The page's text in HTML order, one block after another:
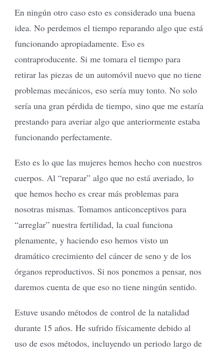
En ningún otro caso esto es considerado una buena
idea. No perdemos el tiempo reparando algo que está
funcionando apropiadamente. Eso es
contraproducente. Si me tomara el tiempo para
retirar las piezas de un automóvil nuevo que no tiene
problemas mecánicos, eso sería muy tonto. No solo
sería una gran pérdida de tiempo, sino que me estaría
prestando para averiar algo que anteriormente estaba
funcionando perfectamente.
Esto es lo que las mujeres hemos hecho con nuestros
cuerpos. Al “reparar” algo que no está averiado, lo
que hemos hecho es crear más problemas para
nosotras mismas. Tomamos anticonceptivos para
“arreglar” nuestra fertilidad, la cual funciona
plenamente, y haciendo eso hemos visto un
dramático crecimiento del cáncer de seno y de los
órganos reproductivos. Si nos ponemos a pensar, nos
daremos cuenta de que eso no tiene ningún sentido.
Estuve usando métodos de control de la natalidad
durante 15 años. He sufrido físicamente debido al
uso de esos métodos, incluyendo un periodo largo de